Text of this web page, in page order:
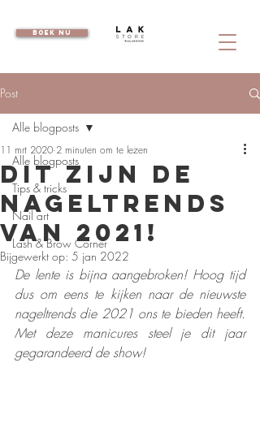
boek nu
Post
Alle blogposts
Tips & tricks
Nail art
Lash & Brow Corner
Alle blogposts
Dit zijn de
nageltrends
van 2021!
11 mrt 2020 2 minuten om te lezen
Bijgewerkt op: 5 jan 2022
De lente is bijna aangebroken! Hoog tijd
dus om eens te kijken naar de nieuwste
nageltrends die 2021 ons te bieden heeft.
Met deze manicures steel je dit jaar
gegarandeerd de show!